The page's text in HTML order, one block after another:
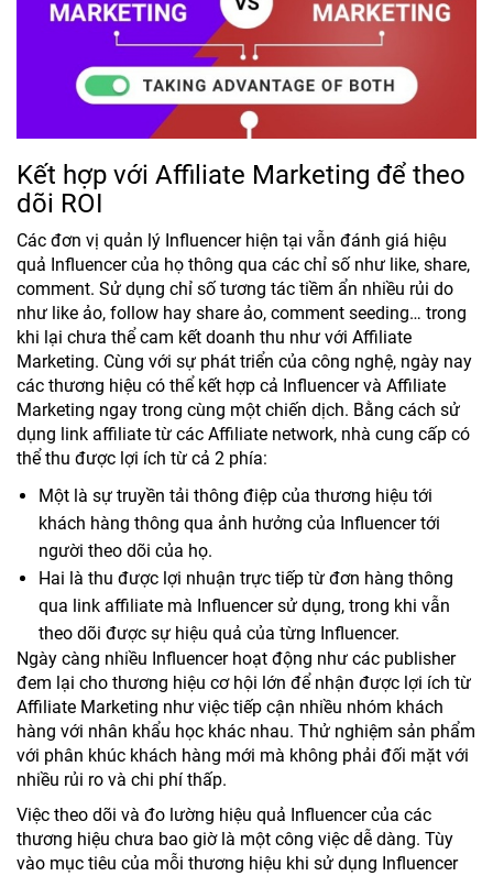
Kết hợp với Affiliate Marketing để theo
dõi ROI
Các đơn vị quản lý Influencer hiện tại vẫn đánh giá hiệu
quả Influencer của họ thông qua các chỉ số như like, share,
comment. Sử dụng chỉ số tương tác tiềm ẩn nhiều rủi do
như like ảo, follow hay share ảo, comment seeding… trong
khi lại chưa thể cam kết doanh thu như với Affiliate
Marketing. Cùng với sự phát triển của công nghệ, ngày nay
các thương hiệu có thể kết hợp cả Influencer và Affiliate
Marketing ngay trong cùng một chiến dịch. Bằng cách sử
dụng link affiliate từ các Affiliate network, nhà cung cấp có
thể thu được lợi ích từ cả 2 phía:
Một là sự truyền tải thông điệp của thương hiệu tới
khách hàng thông qua ảnh hưởng của Influencer tới
người theo dõi của họ.
Hai là thu được lợi nhuận trực tiếp từ đơn hàng thông
qua link affiliate mà Influencer sử dụng, trong khi vẫn
theo dõi được sự hiệu quả của từng Influencer.
Ngày càng nhiều Influencer hoạt động như các publisher
đem lại cho thương hiệu cơ hội lớn để nhận được lợi ích từ
Affiliate Marketing như việc tiếp cận nhiều nhóm khách
hàng với nhân khẩu học khác nhau. Thử nghiệm sản phẩm
với phân khúc khách hàng mới mà không phải đối mặt với
nhiều rủi ro và chi phí thấp.
Việc theo dõi và đo lường hiệu quả Influencer của các
thương hiệu chưa bao giờ là một công việc dễ dàng. Tùy
vào mục tiêu của mỗi thương hiệu khi sử dụng Influencer